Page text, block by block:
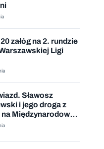
załóg na 2. rundzie
Ligi
Sławosz
i jego droga z
Międzynarodową